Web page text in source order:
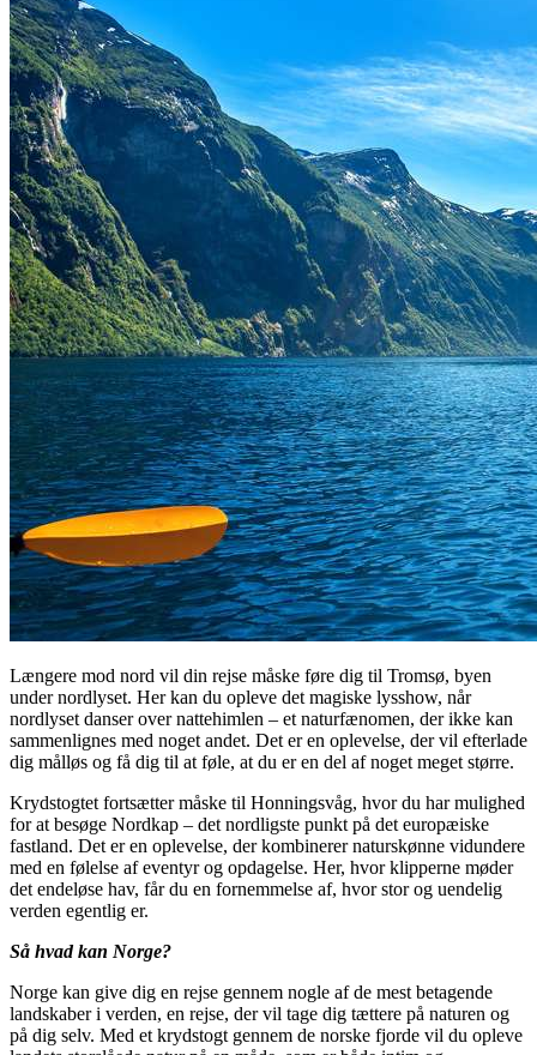
Længere mod nord vil din rejse måske føre dig til Tromsø, byen
under nordlyset. Her kan du opleve det magiske lysshow, når
nordlyset danser over nattehimlen – et naturfænomen, der ikke kan
sammenlignes med noget andet. Det er en oplevelse, der vil efterlade
dig målløs og få dig til at føle, at du er en del af noget meget større.
Krydstogtet fortsætter måske til Honningsvåg, hvor du har mulighed
for at besøge Nordkap – det nordligste punkt på det europæiske
fastland. Det er en oplevelse, der kombinerer naturskønne vidundere
med en følelse af eventyr og opdagelse. Her, hvor klipperne møder
det endeløse hav, får du en fornemmelse af, hvor stor og uendelig
verden egentlig er.
Så hvad kan Norge?
Norge kan give dig en rejse gennem nogle af de mest betagende
landskaber i verden, en rejse, der vil tage dig tættere på naturen og
på dig selv. Med et krydstogt gennem de norske fjorde vil du opleve